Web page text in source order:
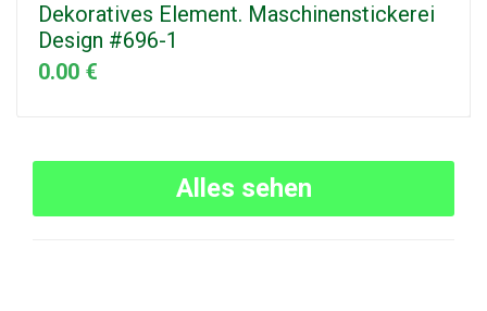
Dekoratives Element. Maschinenstickerei
Design #696-1
0.00 €
Alles sehen